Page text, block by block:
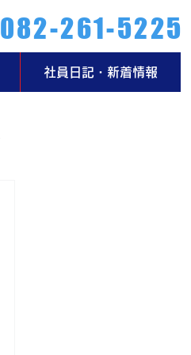
082-261-5225
社員日記・新着情報